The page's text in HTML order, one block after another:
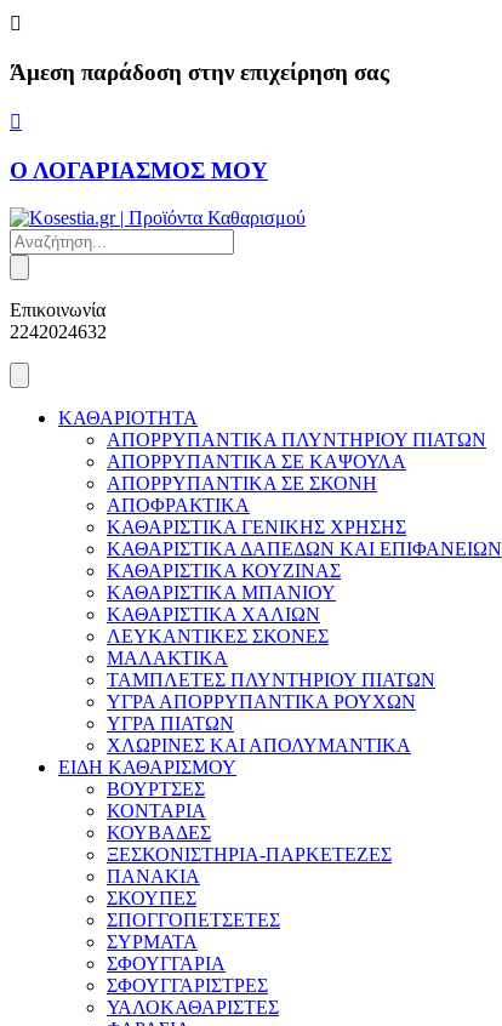
Skip
content
Άμεση παράδοση στην επιχείρηση σας
Ο ΛΟΓΑΡΙΑΣΜΟΣ ΜΟΥ
Products
search
Επικοινωνία
2242024632
ΚΑΘΑΡΙΟΤΗΤΑ
ΑΠΟΡΡΥΠΑΝΤΙΚΑ ΠΛΥΝΤΗΡΙΟΥ ΠΙΑΤΩΝ
ΑΠΟΡΡΥΠΑΝΤΙΚΑ ΣΕ ΚΑΨΟΥΛΑ
ΑΠΟΡΡΥΠΑΝΤΙΚΑ ΣΕ ΣΚΟΝΗ
ΑΠΟΦΡΑΚΤΙΚΑ
ΚΑΘΑΡΙΣΤΙΚΑ ΓΕΝΙΚΗΣ ΧΡΗΣΗΣ
ΚΑΘΑΡΙΣΤΙΚΑ ΔΑΠΕΔΩΝ ΚΑΙ ΕΠΙΦΑΝΕΙΩΝ
ΚΑΘΑΡΙΣΤΙΚΑ ΚΟΥΖΙΝΑΣ
ΚΑΘΑΡΙΣΤΙΚΑ ΜΠΑΝΙΟΥ
ΚΑΘΑΡΙΣΤΙΚΑ ΧΑΛΙΩΝ
ΛΕΥΚΑΝΤΙΚΕΣ ΣΚΟΝΕΣ
ΜΑΛΑΚΤΙΚΑ
ΤΑΜΠΛΕΤΕΣ ΠΛΥΝΤΗΡΙΟΥ ΠΙΑΤΩΝ
ΥΓΡΑ ΑΠΟΡΡΥΠΑΝΤΙΚΑ ΡΟΥΧΩΝ
ΥΓΡΑ ΠΙΑΤΩΝ
ΧΛΩΡΙΝΕΣ ΚΑΙ ΑΠΟΛΥΜΑΝΤΙΚΑ
ΕΙΔΗ ΚΑΘΑΡΙΣΜΟΥ
ΒΟΥΡΤΣΕΣ
ΚΟΝΤΑΡΙΑ
ΚΟΥΒΑΔΕΣ
ΞΕΣΚΟΝΙΣΤΗΡΙΑ-ΠΑΡΚΕΤΕΖΕΣ
ΠΑΝΑΚΙΑ
ΣΚΟΥΠΕΣ
ΣΠΟΓΓΟΠΕΤΣΕΤΕΣ
ΣΥΡΜΑΤΑ
ΣΦΟΥΓΓΑΡΙΑ
ΣΦΟΥΓΓΑΡΙΣΤΡΕΣ
ΥΑΛΟΚΑΘΑΡΙΣΤΕΣ